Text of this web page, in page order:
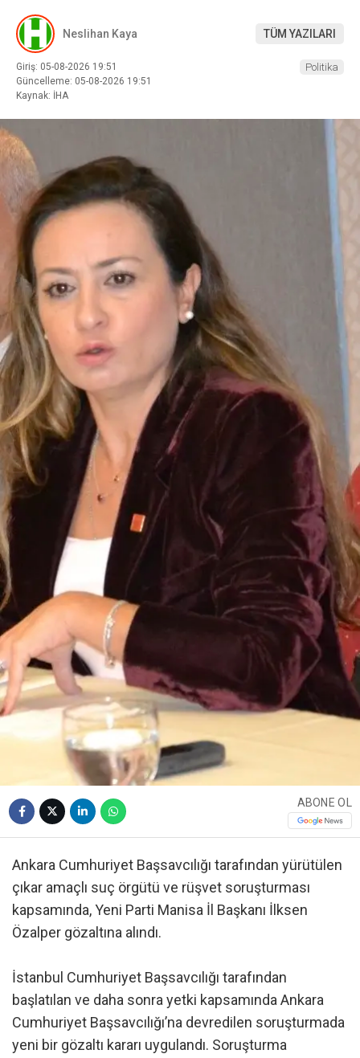
Neslihan Kaya TÜM YAZILARI
Giriş: 05-08-2026 19:51
Güncelleme: 05-08-2026 19:51
Kaynak: İHA
Politika
ABONE OL
Ankara Cumhuriyet Başsavcılığı tarafından yürütülen
çıkar amaçlı suç örgütü ve rüşvet soruşturması
kapsamında, Yeni Parti Manisa İl Başkanı İlksen
Özalper gözaltına alındı.
İstanbul Cumhuriyet Başsavcılığı tarafından
başlatılan ve daha sonra yetki kapsamında Ankara
Cumhuriyet Başsavcılığı’na devredilen soruşturmada
yeni bir gözaltı kararı uygulandı. Soruşturma